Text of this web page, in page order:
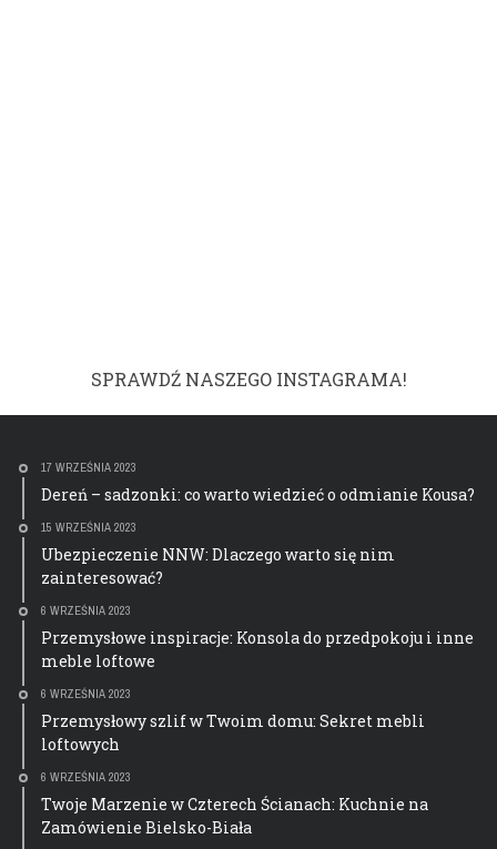
SPRAWDŹ NASZEGO INSTAGRAMA!
17 WRZEŚNIA 2023
Dereń – sadzonki: co warto wiedzieć o odmianie Kousa?
15 WRZEŚNIA 2023
Ubezpieczenie NNW: Dlaczego warto się nim
zainteresować?
6 WRZEŚNIA 2023
Przemysłowe inspiracje: Konsola do przedpokoju i inne
meble loftowe
6 WRZEŚNIA 2023
Przemysłowy szlif w Twoim domu: Sekret mebli
loftowych
6 WRZEŚNIA 2023
Twoje Marzenie w Czterech Ścianach: Kuchnie na
Zamówienie Bielsko-Biała